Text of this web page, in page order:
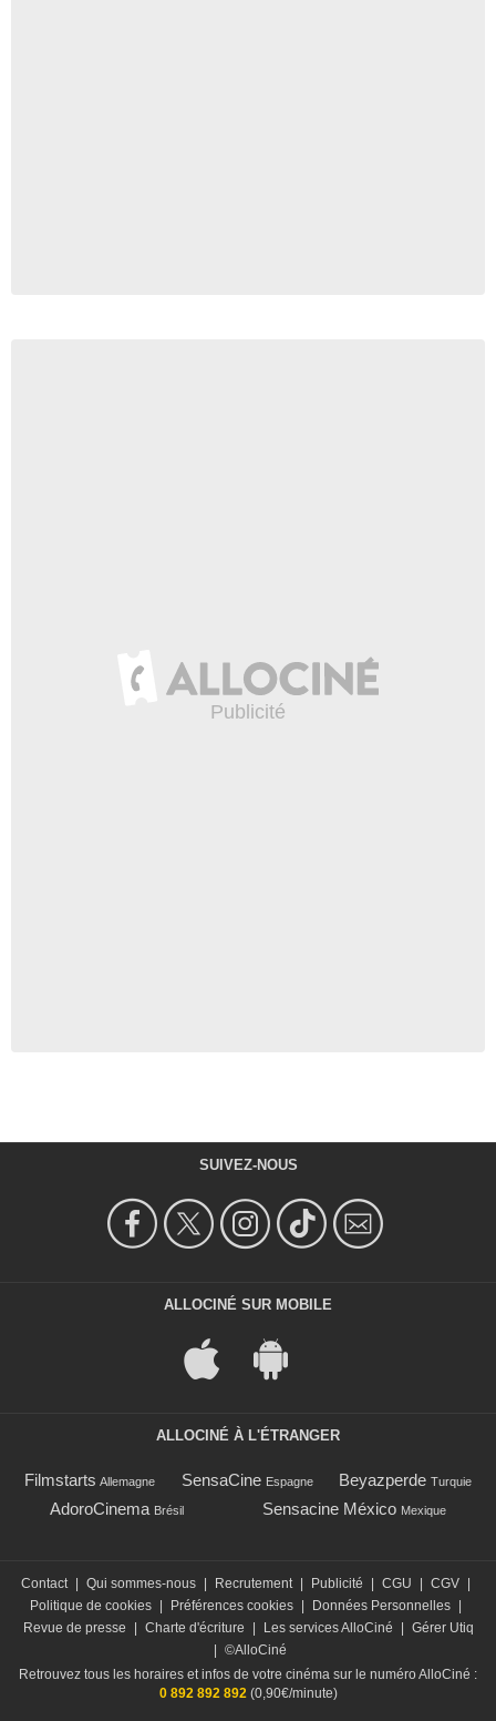
SUIVEZ-NOUS
ALLOCINÉ SUR MOBILE
ALLOCINÉ À L'ÉTRANGER
Filmstarts Allemagne SensaCine Espagne Beyazperde Turquie
AdoroCinema Brésil Sensacine México Mexique
Contact | Qui sommes-nous | Recrutement | Publicité | CGU | CGV |
Politique de cookies | Préférences cookies | Données Personnelles |
Revue de presse
| Charte d'écriture | Les services AlloCiné | Gérer Utiq
| ©AlloCiné
Retrouvez tous les horaires et infos de votre cinéma sur le numéro AlloCiné :
0 892 892 892(0,90€/minute)